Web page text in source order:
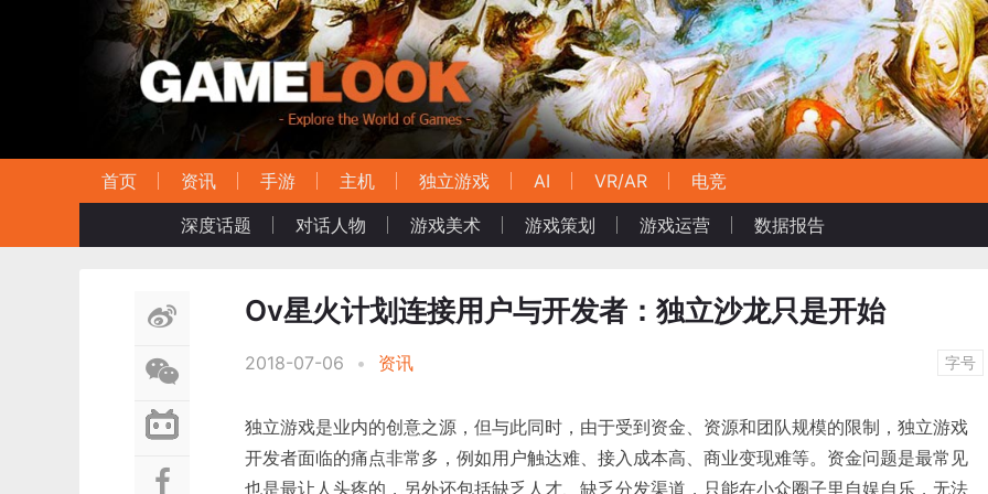
首页 资讯 手游 主机 独立游戏 AI VR/AR
电竞
深度话题
对话人物 游戏美术 游戏策划 游戏运营 数据报告
Ov星火计划连接用户与开发者：独立沙龙只是开始
2018-07-06 • 资讯 字号
独立游戏是业内的创意之源，但与此同时，由于受到资金、资源和团队规模的限制，独立游戏
开发者面临的痛点非常多，例如用户触达难、接入成本高、商业变现难等。资金问题是最常见
也是最让人头疼的，另外还包括缺乏人才、缺乏分发渠道，只能在小众圈子里自娱自乐，无法